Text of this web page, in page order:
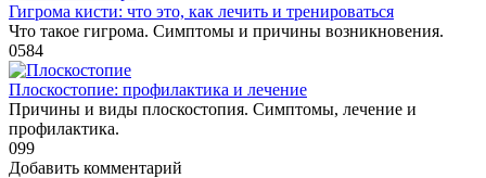
Гигрома кисти: что это, как лечить и тренироваться
Что такое гигрома. Симптомы и причины возникновения.
0584
Плоскостопие: профилактика и лечение
Причины и виды плоскостопия. Симптомы, лечение и
профилактика.
099
Добавить комментарий